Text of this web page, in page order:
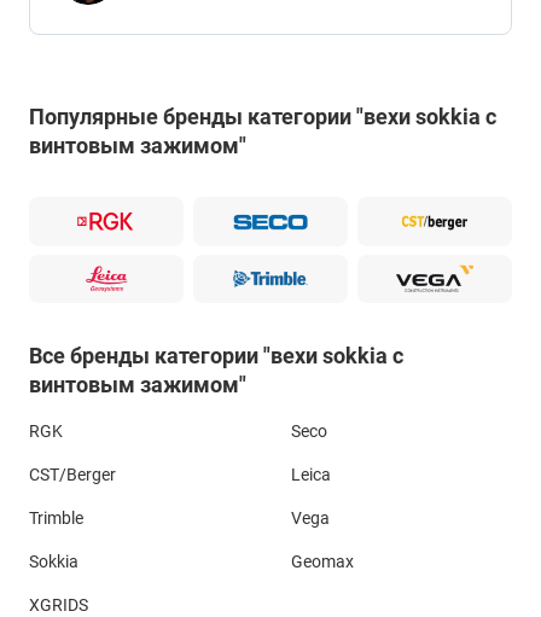
Популярные бренды категории "вехи sokkia с
винтовым зажимом"
Все бренды категории "вехи sokkia с
винтовым зажимом"
RGK Seco
CST/Berger Leica
Trimble Vega
Sokkia Geomax
XGRIDS